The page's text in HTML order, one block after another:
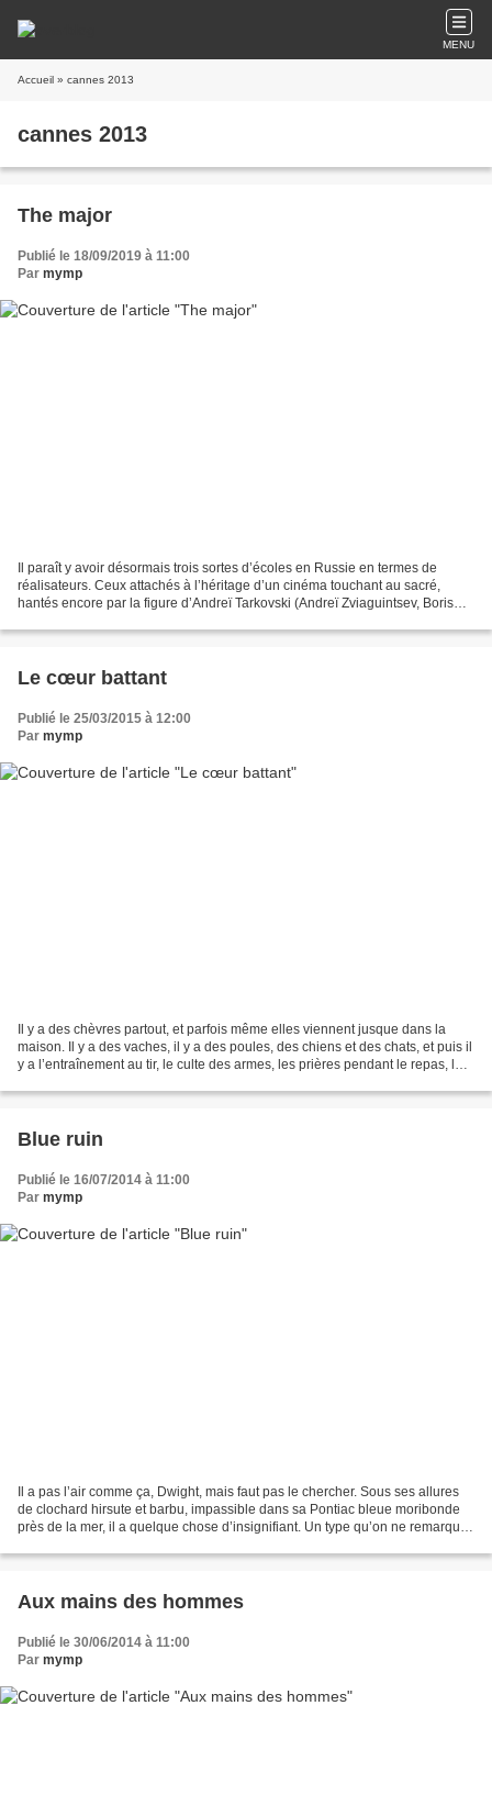
MENU
Accueil » cannes 2013
cannes 2013
The major
Publié le 18/09/2019 à 11:00
Par mymp
Il paraît y avoir désormais trois sortes d’écoles en Russie en termes de
réalisateurs. Ceux attachés à l’héritage d’un cinéma touchant au sacré,
hantés encore par la figure d’Andreï Tarkovski (Andreï Zviaguintsev, Boris
Le cœur battant
Publié le 25/03/2015 à 12:00
Par mymp
Il y a des chèvres partout, et parfois même elles viennent jusque dans la
maison. Il y a des vaches, il y a des poules, des chiens et des chats, et puis il
y a l’entraînement au tir, le culte des armes, les prières pendant le repas, la
Blue ruin
Publié le 16/07/2014 à 11:00
Par mymp
Il a pas l’air comme ça, Dwight, mais faut pas le chercher. Sous ses allures
de clochard hirsute et barbu, impassible dans sa Pontiac bleue moribonde
près de la mer, il a quelque chose d’insignifiant. Un type qu’on ne remarque
Aux mains des hommes
Publié le 30/06/2014 à 11:00
Par mymp